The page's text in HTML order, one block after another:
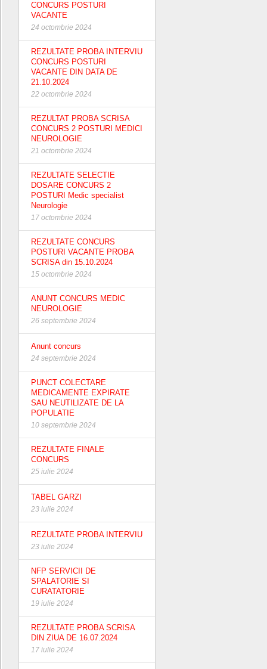
CONCURS POSTURI
VACANTE
24 octombrie 2024
REZULTATE PROBA INTERVIU
CONCURS POSTURI
VACANTE DIN DATA DE
21.10.2024
22 octombrie 2024
REZULTAT PROBA SCRISA
CONCURS 2 POSTURI MEDICI
NEUROLOGIE
21 octombrie 2024
REZULTATE SELECTIE
DOSARE CONCURS 2
POSTURI Medic specialist
Neurologie
17 octombrie 2024
REZULTATE CONCURS
POSTURI VACANTE PROBA
SCRISA din 15.10.2024
15 octombrie 2024
ANUNT CONCURS MEDIC
NEUROLOGIE
26 septembrie 2024
Anunt concurs
24 septembrie 2024
PUNCT COLECTARE
MEDICAMENTE EXPIRATE
SAU NEUTILIZATE DE LA
POPULATIE
10 septembrie 2024
REZULTATE FINALE
CONCURS
25 iulie 2024
TABEL GARZI
23 iulie 2024
REZULTATE PROBA INTERVIU
23 iulie 2024
NFP SERVICII DE
SPALATORIE SI
CURATATORIE
19 iulie 2024
REZULTATE PROBA SCRISA
DIN ZIUA DE 16.07.2024
17 iulie 2024